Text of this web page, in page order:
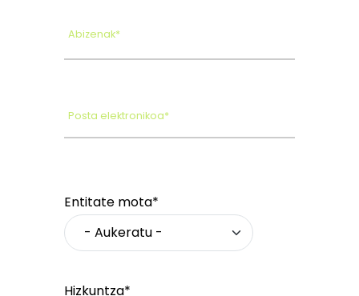
Abizenak*
Posta elektronikoa*
Entitate mota*
Hizkuntza*